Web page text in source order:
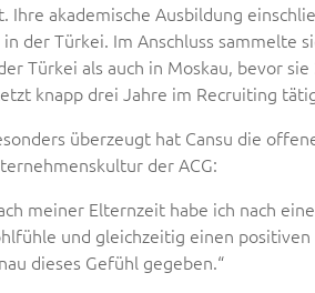
Ihre akademische Ausbildung
in der Türkei. Im Anschluss sammelte
Türkei als auch in Moskau, bevor
knapp drei Jahre im Recruiting
überzeugt hat Cansu die
der ACG:
meiner Elternzeit habe ich nach
und gleichzeitig einen
dieses Gefühl gegeben.“